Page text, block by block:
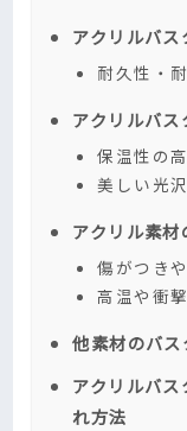
アクリルバ
耐久性・
アクリルバス
保温性の
美しい光
アクリル素材
傷がつき
高温や衝
他素材のバ
アクリルバ
れ方法